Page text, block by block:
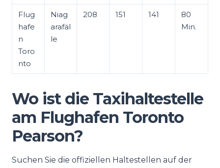
Flug
hafe
n
Toro
nto
Niag
arafäl
le
208 151 141
80
Min.
Wo ist die Taxihaltestelle
am Flughafen Toronto
Pearson?
Suchen Sie die offiziellen Haltestellen auf der